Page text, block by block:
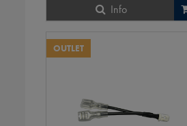
Info
OUTLET